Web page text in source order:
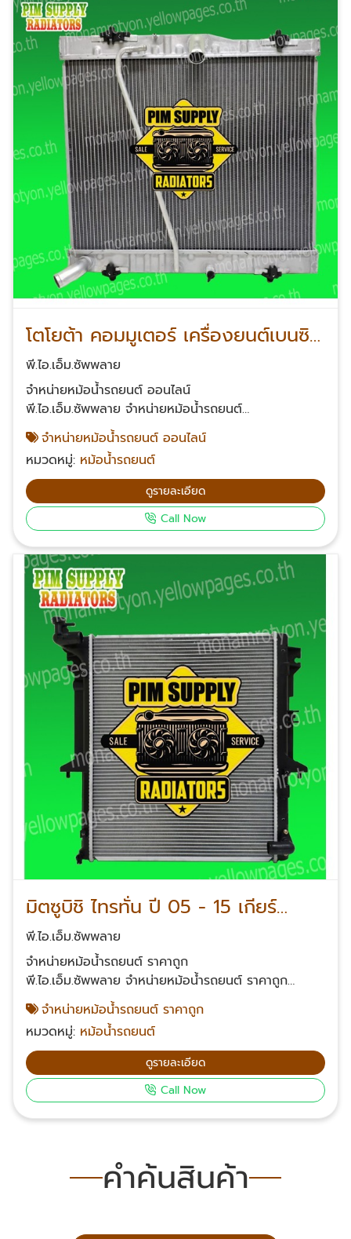
โตโยต้า คอมมูเตอร์ เครื่องยนต์เบนซิน
เกียร์ธรรมดา
พี.ไอ.เอ็ม.ซัพพลาย
จำหน่ายหม้อน้ำรถยนต์ ออนไลน์
พี.ไอ.เอ็ม.ซัพพลาย จำหน่ายหม้อน้ำรถยนต์
ออนไลน์ ขายส่งหม้อน้ำรถยนต์ ราคาส่ง สั่งทางโทรศัพท์
หรือสั่งซื้อผ่านทางออนไลน์ได้ จัดส่งหม้อน้ำรถทั่ว
ประเทศไทย สอบถามข้อมูลเพิ่มเติมเกี่ยวกับหม้อน้ำรถยนต์
โทรศัพท์ 061-624-2342, 063-232-2361,085-539-
2453, 099-326-4142 Email: suriyonl@yahoo.com
Facebook: พี.ไอ.เอ็ม.ซัพพลาย หม้อน้ำรถยนต์
จำหน่ายหม้อน้ำรถยนต์ ออนไลน์
หมวดหมู่: หม้อน้ำรถยนต์
ดูรายละเอียด
Call Now
มิตซูบิชิ ไทรทั่น ปี 05 - 15 เกียร์
ธรรมดา
พี.ไอ.เอ็ม.ซัพพลาย
จำหน่ายหม้อน้ำรถยนต์ ราคาถูก
พี.ไอ.เอ็ม.ซัพพลาย จำหน่ายหม้อน้ำรถยนต์ ราคาถูก
จำหน่ายสินค้าคุณภาพ สินค้าที่มีความหนาเป็นพิเศษ แต่ยัง
จำหน่ายให้แก่ลูกค้าในราคาที่จับต้องได้ สินค้าทุกชิ้น รับ
ประกัน 90 วัน สั่งสินค้าได้ทุกวันจัดส่งสินค้าปลายทางทั่ว
ประเทศไทย สอบถามข้อมูลเพิ่มเติมเกี่ยวกับหม้อน้ำรถยนต์
โทรศัพท์ 061-624-2342, 063-232-2361,085-539-
2453, 099-326-4142 Email: suriyonl@yahoo.com
จำหน่ายหม้อน้ำรถยนต์ ราคาถูก
หมวดหมู่: หม้อน้ำรถยนต์
ดูรายละเอียด
Call Now
คำค้นสินค้า